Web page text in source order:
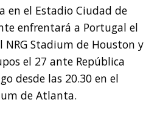
en el Estadio Ciudad de
enfrentará a Portugal el
NRG Stadium de Houston y
el 27 ante República
desde las 20.30 en el
de Atlanta.